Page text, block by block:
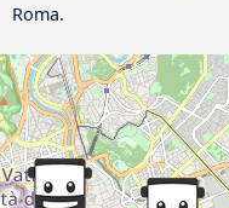
Roma.